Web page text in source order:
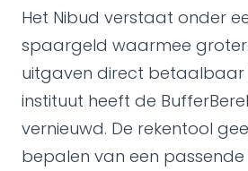
Het Nibud verstaat onder
spaargeld waarmee
uitgaven direct betaalbaar
instituut heeft de
vernieuwd. De rekentool
bepalen van een passende